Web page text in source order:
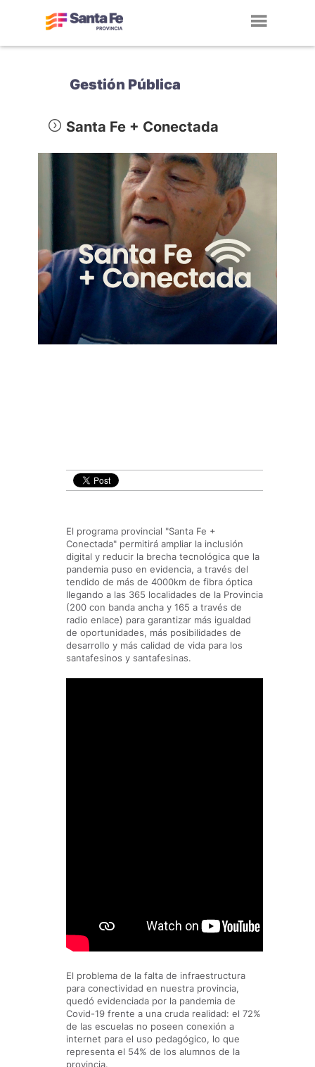
Gestión Pública
Santa Fe + Conectada
El programa provincial "Santa Fe +
Conectada" permitirá ampliar la inclusión
digital y reducir la brecha tecnológica que la
pandemia puso en evidencia, a través del
tendido de más de 4000km de fibra óptica
llegando a las 365 localidades de la Provincia
(200 con banda ancha y 165 a través de
radio enlace) para garantizar más igualdad
de oportunidades, más posibilidades de
desarrollo y más calidad de vida para los
santafesinos y santafesinas.
El problema de la falta de infraestructura
para conectividad en nuestra provincia,
quedó evidenciada por la pandemia de
Covid-19 frente a una cruda realidad: el 72%
de las escuelas no poseen conexión a
internet para el uso pedagógico, lo que
representa el 54% de los alumnos de la
provincia.